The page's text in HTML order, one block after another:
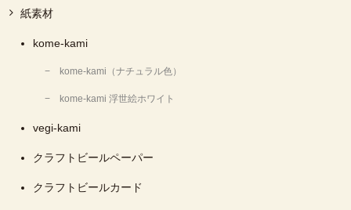
紙素材
kome-kami
kome-kami（ナチュラル色）
kome-kami 浮世絵ホワイト
vegi-kami
クラフトビールペーパー
クラフトビールカード